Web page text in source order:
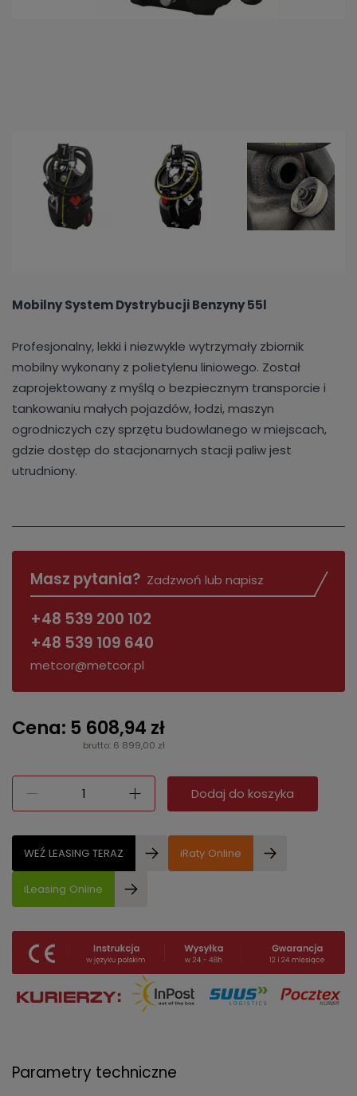
Mobilny System Dystrybucji Benzyny 55l
Profesjonalny, lekki i niezwykle wytrzymały zbiornik
mobilny wykonany z polietylenu liniowego. Został
zaprojektowany z myślą o bezpiecznym transporcie i
tankowaniu małych pojazdów, łodzi, maszyn
ogrodniczych czy sprzętu budowlanego w miejscach,
gdzie dostęp do stacjonarnych stacji paliw jest
utrudniony.
Masz pytania? Zadzwoń lub napisz
+48 539 200 102
+48 539 109 640
metcor@metcor.pl
Cena: 5 608,94 zł
brutto: 6 899,00 zł
Dodaj do koszyka
WEŹ LEASING TERAZ iRaty Online
iLeasing Online
Parametry techniczne